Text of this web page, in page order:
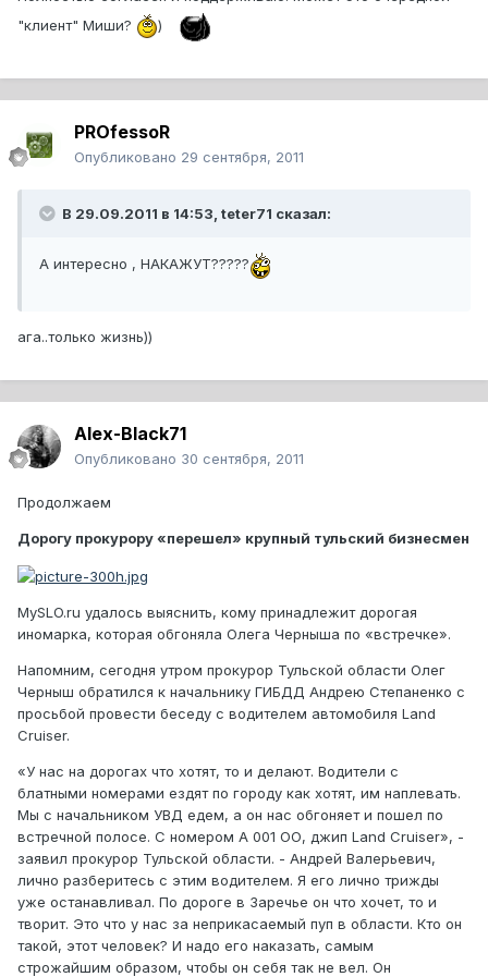
"клиент" Миши?
)
PROfessoR
Опубликовано 29 сентября, 2011
В 29.09.2011 в 14:53, teter71 сказал:
А интересно , НАКАЖУТ?????
ага..только жизнь))
Alex-Black71
Опубликовано 30 сентября, 2011
Продолжаем
Дорогу прокурору «перешел» крупный тульский бизнесмен
MySLO.ru удалось выяснить, кому принадлежит дорогая
иномарка, которая обгоняла Олега Черныша по «встречке».
Напомним, сегодня утром прокурор Тульской области Олег
Черныш обратился к начальнику ГИБДД Андрею Степаненко с
просьбой провести беседу с водителем автомобиля Land
Cruiser.
«У нас на дорогах что хотят, то и делают. Водители с
блатными номерами ездят по городу как хотят, им наплевать.
Мы с начальником УВД едем, а он нас обгоняет и пошел по
встречной полосе. С номером А 001 ОО, джип Land Cruiser», -
заявил прокурор Тульской области. - Андрей Валерьевич,
лично разберитесь с этим водителем. Я его лично трижды
уже останавливал. По дороге в Заречье он что хочет, то и
творит. Это что у нас за неприкасаемый пуп в области. Кто он
такой, этот человек? И надо его наказать, самым
строжайшим образом, чтобы он себя так не вел. Он